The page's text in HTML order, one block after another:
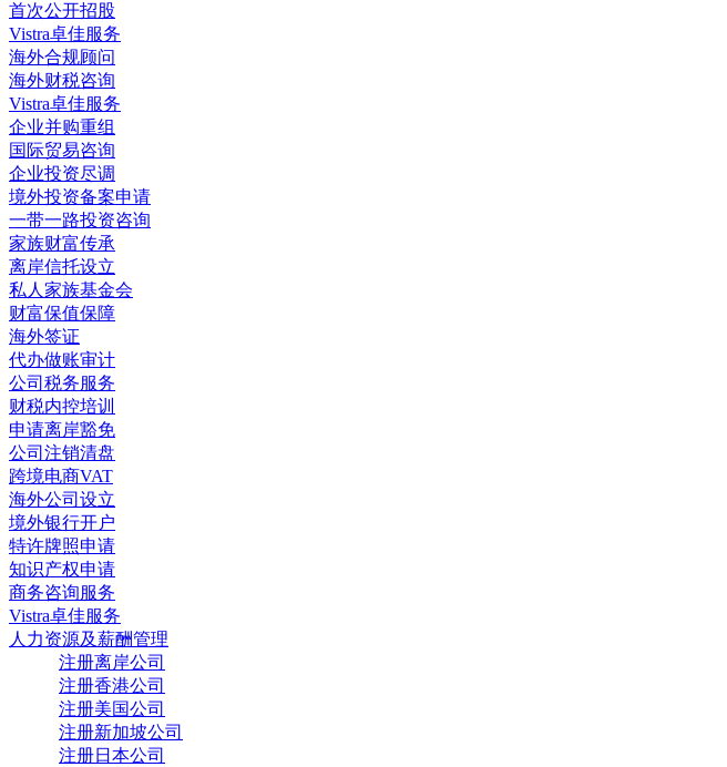
首次公开招股
Vistra卓佳服务
海外合规顾问
海外财税咨询
Vistra卓佳服务
企业并购重组
国际贸易咨询
企业投资尽调
境外投资备案申请
一带一路投资咨询
家族财富传承
离岸信托设立
私人家族基金会
财富保值保障
海外签证
代办做账审计
公司税务服务
财税内控培训
申请离岸豁免
公司注销清盘
跨境电商VAT
海外公司设立
境外银行开户
特许牌照申请
知识产权申请
商务咨询服务
Vistra卓佳服务
人力资源及薪酬管理
注册离岸公司
注册香港公司
注册美国公司
注册新加坡公司
注册日本公司